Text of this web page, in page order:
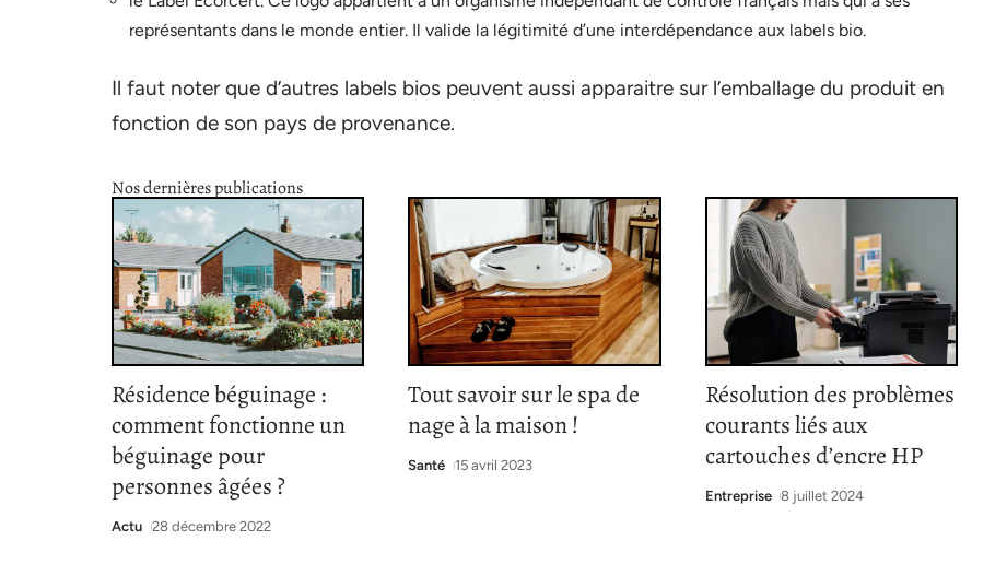
représentants dans le monde entier. Il valide la légitimité d’une interdépendance aux labels bio.
Il faut noter que d’autres labels bios peuvent aussi apparaitre sur l’emballage du produit en
fonction de son pays de provenance.
Nos dernières publications
Résidence béguinage :
comment fonctionne un
béguinage pour
personnes âgées ?
Actu 28 décembre 2022
Tout savoir sur le spa de
nage à la maison !
Santé 15 avril 2023
Résolution des problèmes
courants liés aux
cartouches d’encre HP
Entreprise 8 juillet 2024